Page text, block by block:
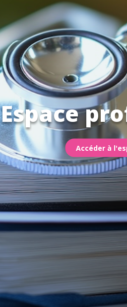
Espace
Accéder à